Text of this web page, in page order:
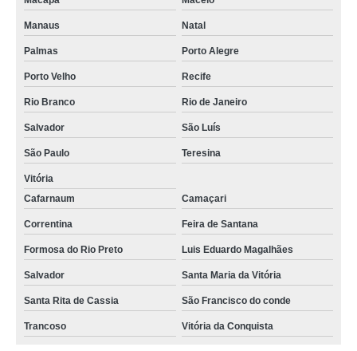
Manaus Natal
Palmas Porto Alegre
Porto Velho Recife
Rio Branco Rio de Janeiro
Salvador São Luís
São Paulo Teresina
Vitória
Cafarnaum
Camaçari
Correntina Feira de Santana
Formosa do Rio Preto Luis Eduardo Magalhães
Salvador Santa Maria da Vitória
Santa Rita de Cassia São Francisco do conde
Trancoso Vitória da Conquista